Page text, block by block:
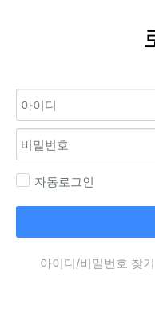
자동로그인
아이디/비밀번호 찾기